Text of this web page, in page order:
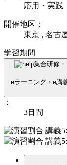
応用・実践
開催地区：
東京 , 名古
学習期間
集合研修
eラーニング・e講
：
3日間